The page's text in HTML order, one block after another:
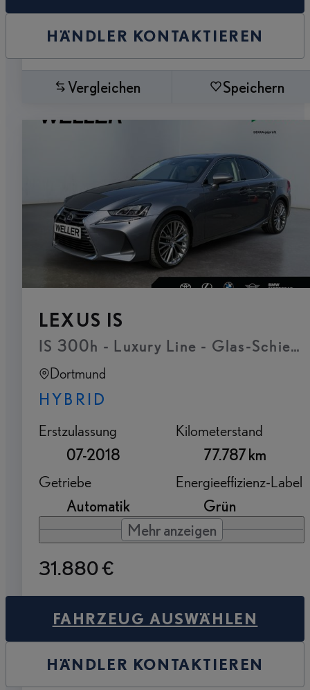
HÄNDLER KONTAKTIEREN
Vergleichen Speichern
LEXUS IS
IS 300h - Luxury Line - Glas-
Dortmund
HYBRID
Erstzulassung
07-2018
Kilometerstand
77.787 km
Getriebe
Automatik
Energieeffizienz-Label
Grün
Mehr anzeigen
31.880 €
FAHRZEUG AUSWÄHLEN
HÄNDLER KONTAKTIEREN